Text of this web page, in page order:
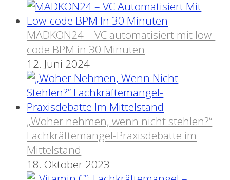
MADKON24 – VC automatisiert mit low-
code BPM in 30 Minuten
12. Juni 2024
„Woher nehmen, wenn nicht stehlen?“
Fachkräftemangel-Praxisdebatte im
Mittelstand
18. Oktober 2023